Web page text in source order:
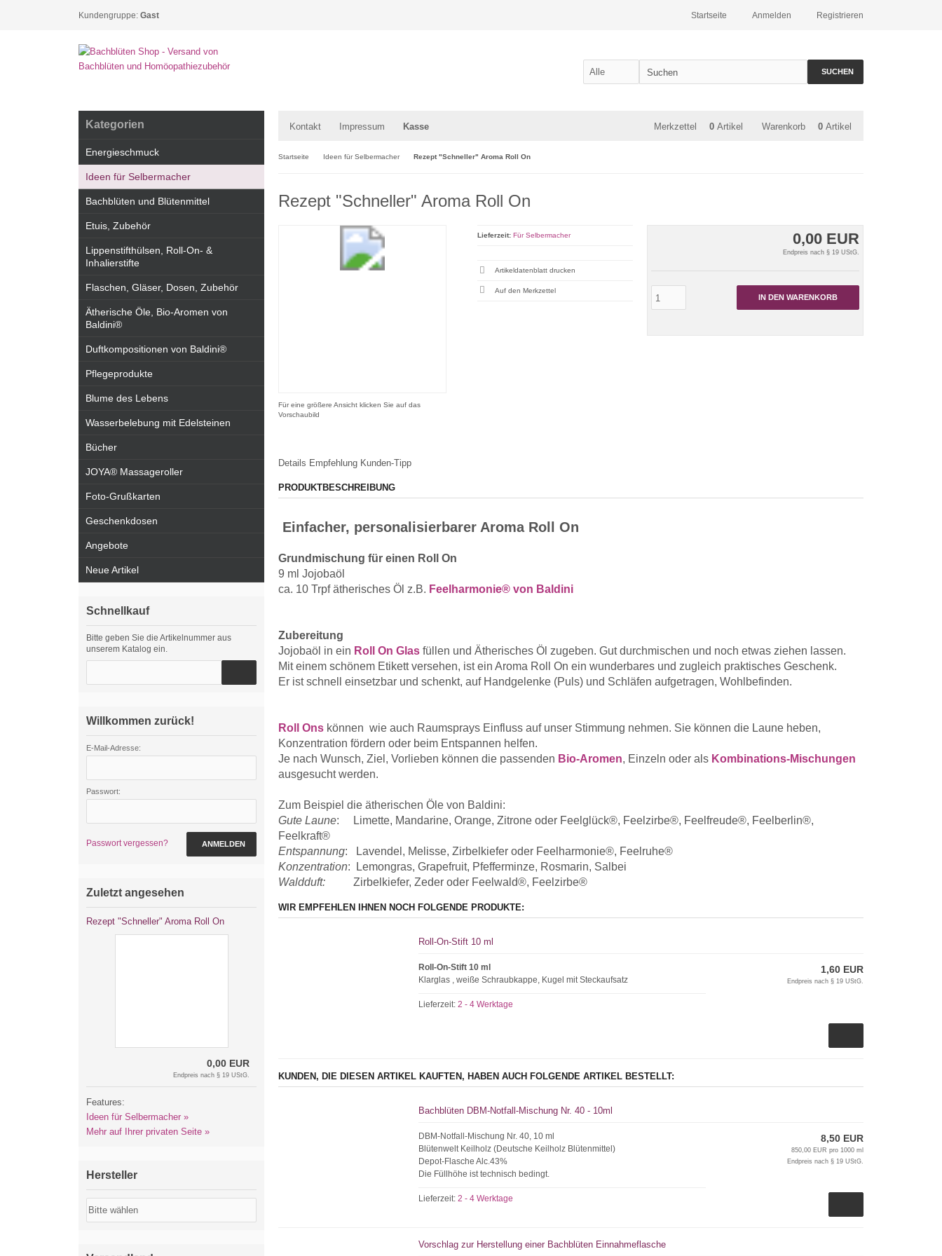
Kundengruppe: Gast Registrieren
Anmelden
Startseite
SUCHEN
Kontakt Impressum Kasse Warenkorb 0 Artikel
Merkzettel 0 Artikel
Startseite Ideen für Selbermacher Rezept "Schneller" Aroma Roll On
Rezept "Schneller" Aroma Roll On
Für eine größere Ansicht klicken Sie auf das
Vorschaubild
0,00 EUR
Endpreis nach § 19 UStG.
IN DEN WARENKORB
Lieferzeit: Für Selbermacher
Artikeldatenblatt drucken
Details Empfehlung Kunden-Tipp
PRODUKTBESCHREIBUNG
Einfacher, personalisierbarer Aroma Roll On
Grundmischung für einen Roll On
9 ml Jojobaöl
ca. 10 Trpf ätherisches Öl z.B. Feelharmonie® von Baldini
Zubereitung
Jojobaöl in ein Roll On Glas füllen und Ätherisches Öl zugeben. Gut durchmischen und noch etwas ziehen lassen.
Mit einem schönem Etikett versehen, ist ein Aroma Roll On ein wunderbares und zugleich praktisches Geschenk.
Er ist schnell einsetzbar und schenkt, auf Handgelenke (Puls) und Schläfen aufgetragen, Wohlbefinden.
Roll Ons können wie auch Raumsprays Einfluss auf unser Stimmung nehmen. Sie können die Laune heben,
Konzentration fördern oder beim Entspannen helfen.
Je nach Wunsch, Ziel, Vorlieben können die passenden Bio-Aromen, Einzeln oder als Kombinations-Mischungen
ausgesucht werden.
Zum Beispiel die ätherischen Öle von Baldini:
Gute Laune: Limette, Mandarine, Orange, Zitrone oder Feelglück®, Feelzirbe®, Feelfreude®, Feelberlin®,
Feelkraft®
Entspannung: Lavendel, Melisse, Zirbelkiefer oder Feelharmonie®, Feelruhe®
Konzentration: Lemongras, Grapefruit, Pfefferminze, Rosmarin, Salbei
Waldduft: Zirbelkiefer, Zeder oder Feelwald®, Feelzirbe®
WIR EMPFEHLEN IHNEN NOCH FOLGENDE PRODUKTE:
Roll-On-Stift 10 ml
Roll-On-Stift 10 ml
Klarglas , weiße Schraubkappe, Kugel mit Steckaufsatz
Lieferzeit:2 - 4 Werktage
1,60 EUR
Endpreis nach § 19 UStG.
KUNDEN, DIE DIESEN ARTIKEL KAUFTEN, HABEN AUCH FOLGENDE ARTIKEL BESTELLT:
Bachblüten DBM-Notfall-Mischung Nr. 40 - 10ml
DBM-Notfall-Mischung Nr. 40, 10 ml
Blütenwelt Keilholz (Deutsche Keilholz Blütenmittel)
Depot-Flasche Alc.43%
Die Füllhöhe ist technisch bedingt.
Lieferzeit:2 - 4 Werktage
8,50 EUR
850,00 EUR pro 1000 ml
Endpreis nach § 19 UStG.
Vorschlag zur Herstellung einer Bachblüten Einnahmeflasche
Kategorien
Energieschmuck
Ideen für Selbermacher
Bachblüten und Blütenmittel
Etuis, Zubehör
Lippenstifthülsen, Roll-On- &
Inhalierstifte
Flaschen, Gläser, Dosen, Zubehör
Ätherische Öle, Bio-Aromen von
Baldini®
Duftkompositionen von Baldini®
Pflegeprodukte
Blume des Lebens
Wasserbelebung mit Edelsteinen
Bücher
JOYA® Massageroller
Foto-Grußkarten
Geschenkdosen
Angebote
Neue Artikel
Schnellkauf
Bitte geben Sie die Artikelnummer aus
unserem Katalog ein.
Willkommen zurück!
E-Mail-Adresse:
Passwort:
Passwort vergessen? ANMELDEN
Zuletzt angesehen
Rezept "Schneller" Aroma Roll On
0,00 EUR
Endpreis nach § 19 UStG.
Features:
Ideen für Selbermacher »
Mehr auf Ihrer privaten Seite »
Hersteller